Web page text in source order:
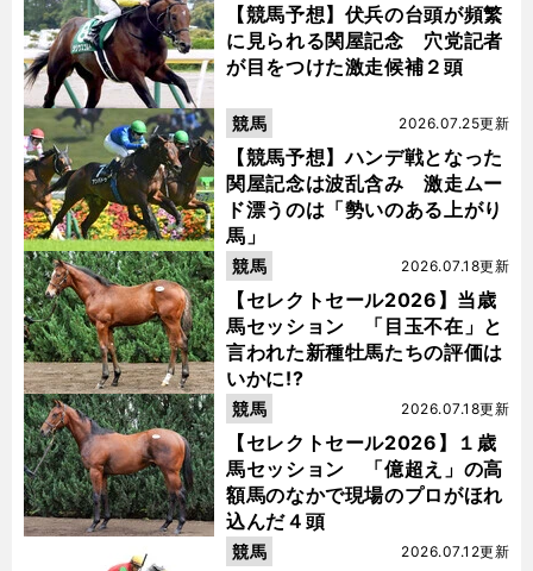
【競馬予想】伏兵の台頭が頻繁
に見られる関屋記念 穴党記者
が目をつけた激走候補２頭
【競馬予想】ハンデ戦となった
関屋記念は波乱含み 激走ムー
ド漂うのは「勢いのある上がり
馬」
2026.07.25更新
競馬
【セレクトセール2026】当歳
馬セッション 「目玉不在」と
言われた新種牡馬たちの評価は
いかに!?
2026.07.18更新
競馬
【セレクトセール2026】１歳
馬セッション 「億超え」の高
額馬のなかで現場のプロがほれ
込んだ４頭
2026.07.18更新
競馬
2026.07.12更新
競馬